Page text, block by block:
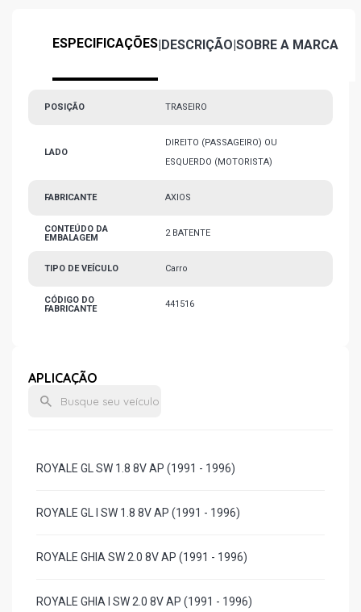
ESPECIFICAÇÕES|DESCRIÇÃO|SOBRE A MARCA
POSIÇÃO TRASEIRO
LADO
DIREITO (PASSAGEIRO) OU
ESQUERDO (MOTORISTA)
FABRICANTE AXIOS
CONTEÚDO DA
EMBALAGEM
2 BATENTE
TIPO DE VEÍCULO Carro
CÓDIGO DO
FABRICANTE
441516
APLICAÇÃO
ROYALE GL SW 1.8 8V AP (1991 - 1996)
ROYALE GL I SW 1.8 8V AP (1991 - 1996)
ROYALE GHIA SW 2.0 8V AP (1991 - 1996)
ROYALE GHIA I SW 2.0 8V AP (1991 - 1996)